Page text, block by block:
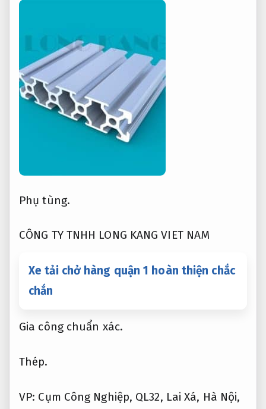
Phụ tùng.
CÔNG TY TNHH LONG KANG VIET NAM
Xe tải chở hàng quận 1 hoàn thiện chắc
chắn
Gia công chuẩn xác.
Thép.
VP: Cụm Công Nghiệp, QL32, Lai Xá, Hà Nội,